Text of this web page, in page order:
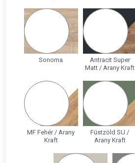
Sonoma
Antracit Super
Matt / Arany Kraft
MF Fehér / Arany
Kraft
Füstzöld SU /
Arany Kraft